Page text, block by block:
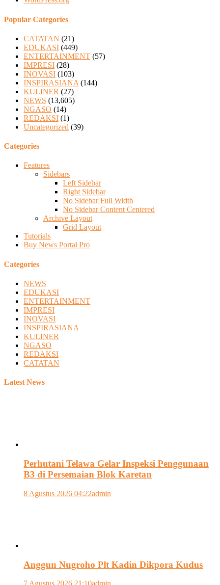
Popular Categories
CATATAN (21)
EDUKASI (449)
ENTERTAINMENT (57)
IMPRESI (28)
INOVASI (103)
INSPIRASIANA (144)
KULINER (27)
NEWS (13,605)
NGASO (14)
REDAKSI (1)
Uncategorized (39)
Categories
Features
Sidebars
Left Sidebar
Right Sidebar
No Sidebar Full Width
No Sidebar Content Centered
Archive Layout
Grid Layout
Tutorials
Buy News Portal Pro
Categories
NEWS
EDUKASI
ENTERTAINMENT
IMPRESI
INOVASI
INSPIRASIANA
KULINER
NGASO
REDAKSI
CATATAN
Latest News
Perhutani Telawa Gelar Inspeksi Penggunaan
B3 di Persemaian Blok Karetan
8 Agustus 2026 04:22admin
Anggun Nugroho Plt Kadin Dikpora Kudus